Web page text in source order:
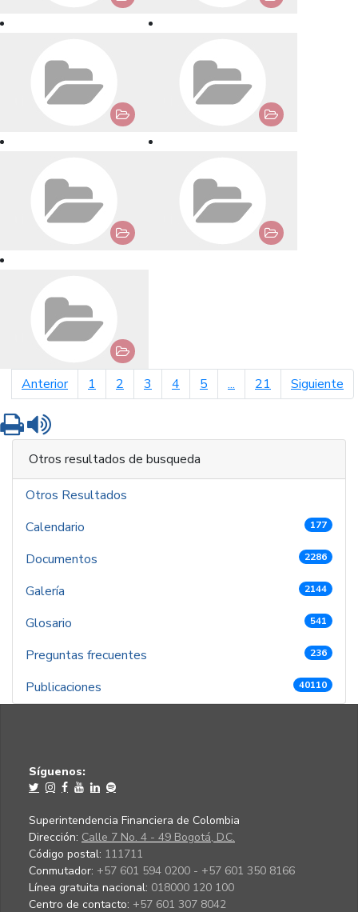
Anteriorpágina anterior
1 2 3 4 5 ... 21 Siguiente
Imprimir
Otros resultados de busqueda
Otros Resultados
Calendario
177
Documentos 2286
Galería 2144
Glosario 541
Preguntas frecuentes 236
Publicaciones 40110
Síguenos:
Superintendencia Financiera de Colombia
Dirección: Calle 7 No. 4 - 49 Bogotá, D.C.
Código postal: 111711
Conmutador: +57 601 594 0200 - +57 601 350 8166
Línea gratuita nacional: 018000 120 100
Centro de contacto: +57 601 307 8042